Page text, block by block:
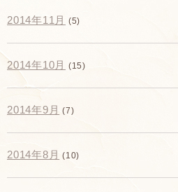
2014年11月 (5)
2014年10月 (15)
2014年9月 (7)
2014年8月 (10)